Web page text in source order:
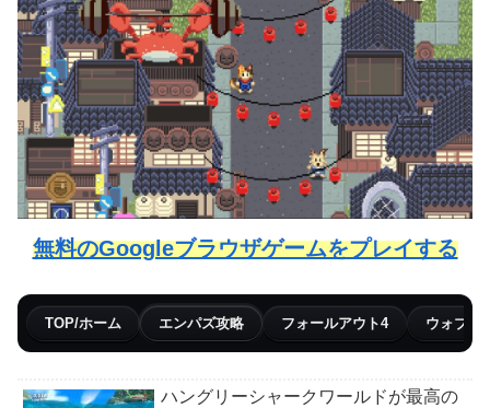
無料のGoogleブラウザゲームをプレイする
TOP/ホーム エンパズ攻略 フォールアウト4 ウォブリ
ハングリーシャークワールドが最高の